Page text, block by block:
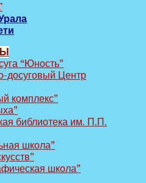
“Юность”
досуговый Центр
комплекс”
библиотека им. П.П.
школа”
школа”